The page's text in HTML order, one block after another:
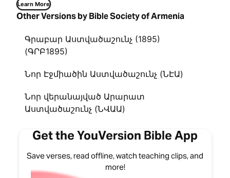
Learn More
Other Versions by Bible Society of Armenia
Գրաբար Աստվածաշունչ (1895)
(ԳՐԲ1895)
Նոր Էջմիածին Աստվածաշունչ (ՆԷԱ)
Նոր վերանայված Արարատ
Աստվածաշունչ (ՆՎԱԱ)
Get the YouVersion Bible App
Save verses, read offline, watch teaching clips, and
more!